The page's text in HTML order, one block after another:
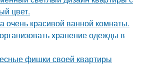
цвет.
очень красивой ванной комнаты.
хранение одежды в
фишки своей квартиры